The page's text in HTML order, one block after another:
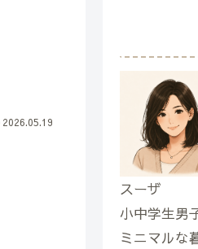
2026.05.19
スーザ
小中学生男
ミニマルな